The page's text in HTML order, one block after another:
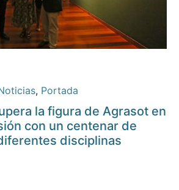
, Portada
la figura de Agrasot en
con un centenar de
disciplinas